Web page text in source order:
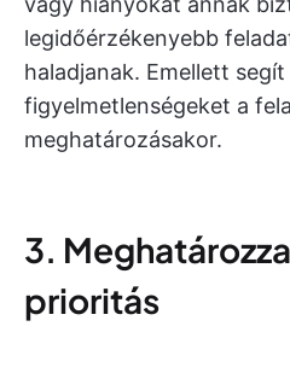
legidőérzékenyebb
haladjanak. Emellett segít
figyelmetlenségeket a
meghatározásakor.
3.
prioritás